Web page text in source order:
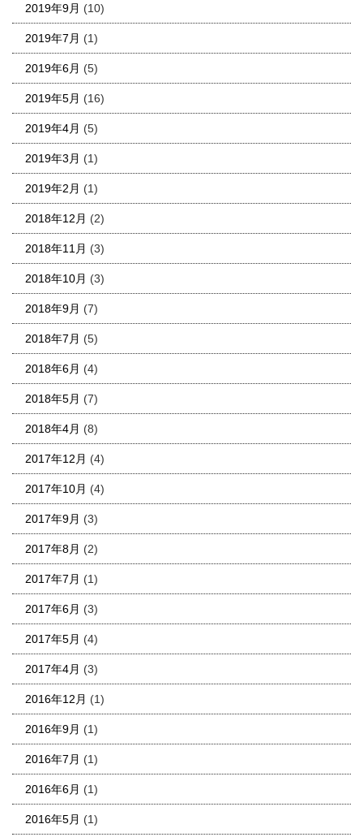
2019年9月 (10)
2019年7月 (1)
2019年6月 (5)
2019年5月 (16)
2019年4月 (5)
2019年3月 (1)
2019年2月 (1)
2018年12月 (2)
2018年11月 (3)
2018年10月 (3)
2018年9月 (7)
2018年7月 (5)
2018年6月 (4)
2018年5月 (7)
2018年4月 (8)
2017年12月 (4)
2017年10月 (4)
2017年9月 (3)
2017年8月 (2)
2017年7月 (1)
2017年6月 (3)
2017年5月 (4)
2017年4月 (3)
2016年12月 (1)
2016年9月 (1)
2016年7月 (1)
2016年6月 (1)
2016年5月 (1)